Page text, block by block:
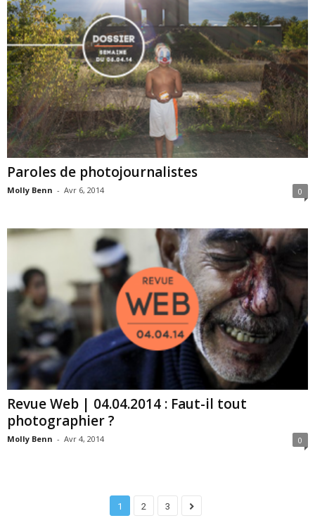
Paroles de photojournalistes
Molly Benn - Avr 6, 2014 0
Revue Web | 04.04.2014 : Faut-il tout
photographier ?
Molly Benn - Avr 4, 2014 0
1 2 3